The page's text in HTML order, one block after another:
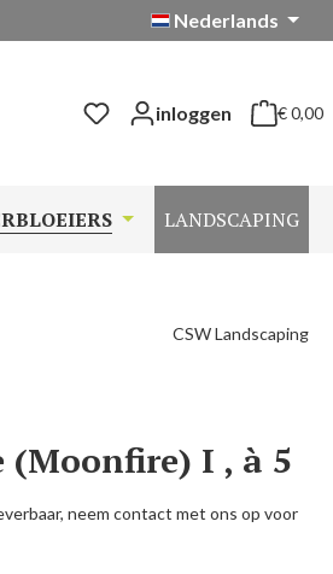
Nederlands
inloggen € 0,00
LANDSCAPING
CSW Landscaping
I , à 5
neem contact met ons op voor